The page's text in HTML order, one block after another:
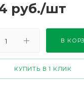
руб./шт
В
КУПИТЬ В 1 КЛИК